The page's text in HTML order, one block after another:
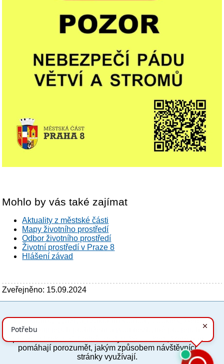
Mohlo by vás také zajímat
Aktuality z městské části
Mapy životního prostředí
Odbor životního prostředí
Životní prostředí v Praze 8
Hlášení závad
Zveřejněno: 15.09.2024
ENG
Povinné a praktické informace
Tyto stránky využívají základní soubory cookies, které
usnadňují jejich prohlížení a jsou nezbytné pro jejich
správnou funkci. Volitelně analytické cookies, které nám
pomáhají porozumět, jakým způsobem návštěvníci
stránky využívají.